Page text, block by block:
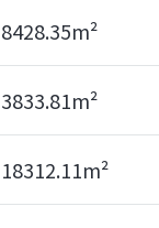
8428.35m²
3833.81m²
18312.11m²